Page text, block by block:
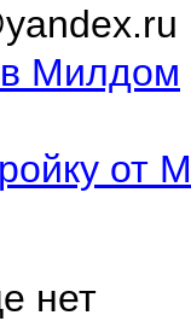
Милдом
от
нет